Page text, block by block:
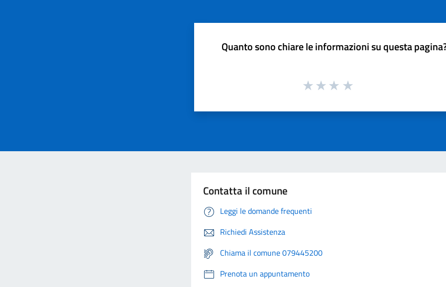
Quanto sono chiare le informazioni su questa
Contatta il comune
Leggi le domande frequenti
Richiedi Assistenza
Chiama il comune 079445200
Prenota un appuntamento